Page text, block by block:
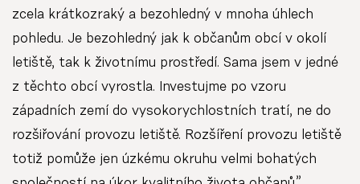
zcela krátkozraký a bezohledný v mnoha úhlech
pohledu. Je bezohledný jak k občanům obcí v okolí
letiště, tak k životnímu prostředí. Sama jsem v jedné
z těchto obcí vyrostla. Investujme po vzoru
západních zemí do vysokorychlostních tratí, ne do
rozšiřování provozu letiště. Rozšíření provozu letiště
totiž pomůže jen úzkému okruhu velmi bohatých